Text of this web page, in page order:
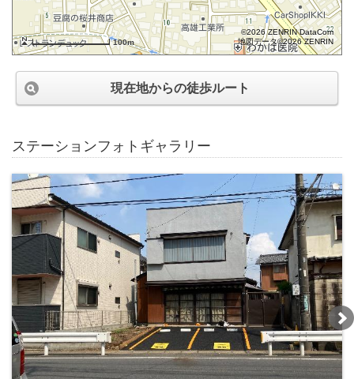
100m
©2026 ZENRIN DataCom
地図データ©2026 ZENRIN
現在地からの徒歩ルート
ステーションフォトギャラリー